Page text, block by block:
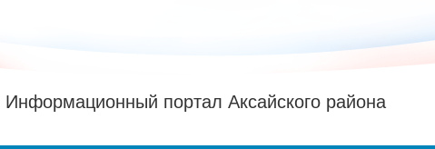
Информационный портал Аксайского района